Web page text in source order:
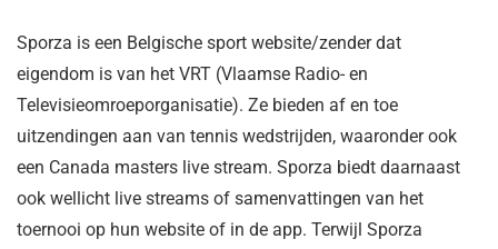
Sporza is een Belgische sport website/zender dat
eigendom is van het VRT (Vlaamse Radio- en
Televisieomroeporganisatie). Ze bieden af en toe
uitzendingen aan van tennis wedstrijden, waaronder ook
een Canada masters live stream. Sporza biedt daarnaast
ook wellicht live streams of samenvattingen van het
toernooi op hun website of in de app. Terwijl Sporza